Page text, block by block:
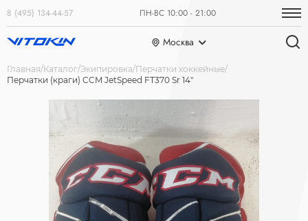
8 (495) 134-44-57 ПН-ВС 10:00 - 21:00
Москва
Главная Каталог Экипировка Перчатки хоккейные
Перчатки (краги) CCM JetSpeed FT370 Sr 14"